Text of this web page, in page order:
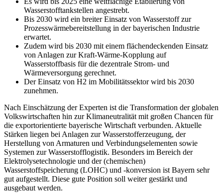
Wasserstofftankstellen angestrebt.
Bis 2030 wird ein breiter Einsatz von Wasserstoff zur
Prozesswärmebereitstellung in der bayerischen Industrie
erwartet.
Zudem wird bis 2030 mit einem flächendeckenden Einsatz
von Anlagen zur Kraft-Wärme-Kopplung auf
Wasserstoffbasis für die dezentrale Strom- und
Wärmeversorgung gerechnet.
Der Einsatz von H2 im Mobilitätssektor wird bis 2030
zunehmen.
Nach Einschätzung der Experten ist die Transformation der globalen
Volkswirtschaften hin zur Klimaneutralität mit großen Chancen für
die exportorientierte bayerische Wirtschaft verbunden. Aktuelle
Stärken liegen bei Anlagen zur Wasserstofferzeugung, der
Herstellung von Armaturen und Verbindungselementen sowie
Systemen zur Wasserstofflogistik. Besonders im Bereich der
Elektrolysetechnologie und der (chemischen)
Wasserstoffspeicherung (LOHC) und -konversion ist Bayern sehr
gut aufgestellt. Diese gute Position soll weiter gestärkt und
ausgebaut werden.